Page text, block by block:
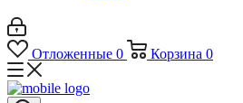
Отложенные 0 Корзина 0